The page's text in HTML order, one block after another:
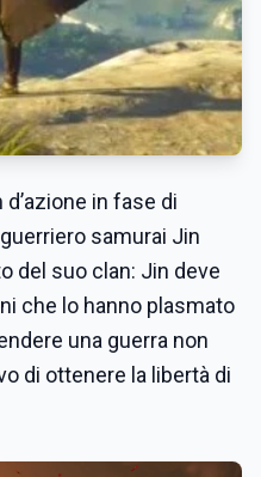
d’azione in fase di
samurai Jin
del suo clan: Jin deve
che lo hanno plasmato
una guerra non
di ottenere la libertà di